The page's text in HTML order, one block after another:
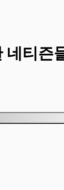
네티즌